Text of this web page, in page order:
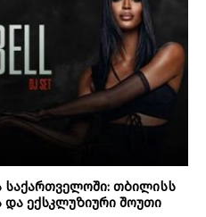
თბილისს
და ექსკლუზიური შოუთი